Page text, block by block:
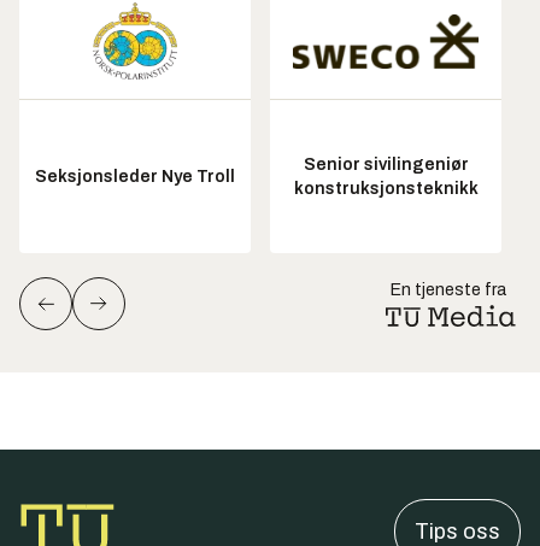
Seksjonsleder Nye Troll
Senior sivilingeniør
konstruksjonsteknikk
En tjeneste fra
Tips oss